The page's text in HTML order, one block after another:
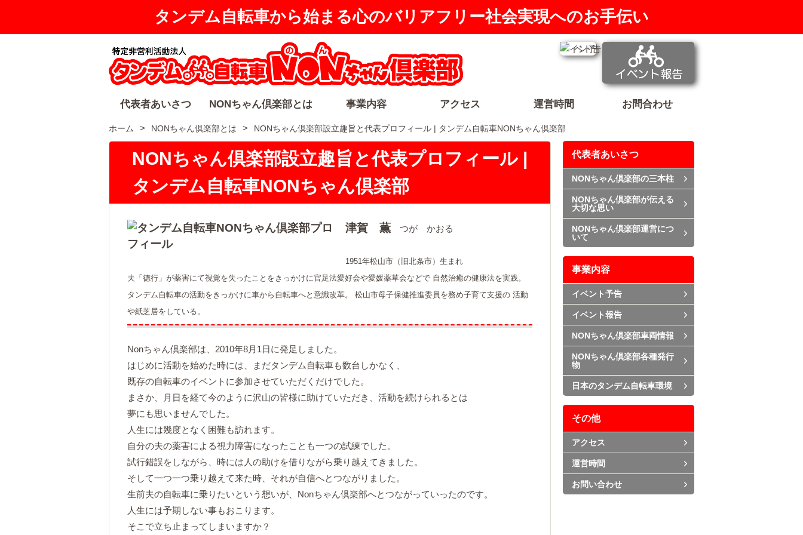
タンデム自転車から始まる心のバリアフリー社会実現へのお手伝い
代表者あいさつ NONちゃん倶楽部とは 事業内容 アクセス 運営時間 お問合わせ
ホーム NONちゃん倶楽部とは NONちゃん倶楽部設立趣旨と代表プロフィール | タンデム自転車NONちゃん倶楽部
NONちゃん倶楽部設立趣旨と代表プロフィール |
タンデム自転車NONちゃん倶楽部
津賀 薫 つが かおる
1951年松山市（旧北条市）生まれ
夫「徳行」が薬害にて視覚を失ったことをきっかけに官足法愛好会や愛媛薬草会などで 自然治癒の健康法を実践。
タンデム自転車の活動をきっかけに車から自転車へと意識改革。 松山市母子保健推進委員を務め子育て支援の 活動
や紙芝居をしている。
Nonちゃん倶楽部は、2010年8月1日に発足しました。
はじめに活動を始めた時には、まだタンデム自転車も数台しかなく、
既存の自転車のイベントに参加させていただくだけでした。
まさか、月日を経て今のように沢山の皆様に助けていただき、活動を続けられるとは
夢にも思いませんでした。
人生には幾度となく困難も訪れます。
自分の夫の薬害による視力障害になったことも一つの試練でした。
試行錯誤をしながら、時には人の助けを借りながら乗り越えてきました。
そして一つ一つ乗り越えて来た時、それが自信へとつながりました。
生前夫の自転車に乗りたいという想いが、Nonちゃん倶楽部へとつながっていったのです。
人生には予期しない事もおこります。
そこで立ち止まってしまいますか？
代表者あいさつ
NONちゃん倶楽部の三本柱
NONちゃん倶楽部が伝える
大切な思い
NONちゃん倶楽部運営につ
いて
事業内容
イベント予告
イベント報告
NONちゃん倶楽部車両情報
NONちゃん倶楽部各種発行
物
日本のタンデム自転車環境
その他
アクセス
運営時間
お問い合わせ